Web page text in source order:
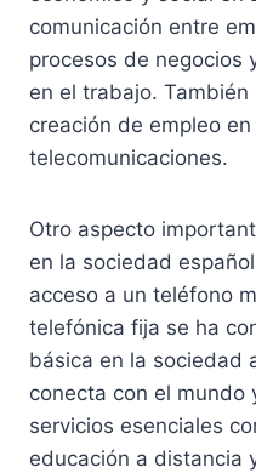
comunicación entre
procesos de negocios
en el trabajo.
creación de empleo
telecomunicaciones.
Otro aspecto
en la sociedad
acceso a un teléfono
telefónica fija se ha
básica en la sociedad
conecta con el mundo
servicios esenciales
educación a distancia